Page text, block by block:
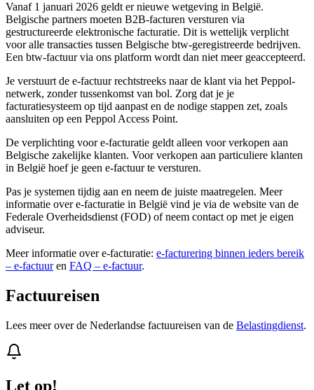
Vanaf 1 januari 2026 geldt er nieuwe wetgeving in België.
Belgische partners moeten B2B-facturen versturen via
gestructureerde elektronische facturatie. Dit is wettelijk verplicht
voor alle transacties tussen Belgische btw-geregistreerde bedrijven.
Een btw-factuur via ons platform wordt dan niet meer geaccepteerd.
Je verstuurt de e-factuur rechtstreeks naar de klant via het Peppol-
netwerk, zonder tussenkomst van bol. Zorg dat je je
facturatiesysteem op tijd aanpast en de nodige stappen zet, zoals
aansluiten op een Peppol Access Point.
De verplichting voor e-facturatie geldt alleen voor verkopen aan
Belgische zakelijke klanten. Voor verkopen aan particuliere klanten
in België hoef je geen e-factuur te versturen.
Pas je systemen tijdig aan en neem de juiste maatregelen. Meer
informatie over e-facturatie in België vind je via de website van de
Federale Overheidsdienst (FOD) of neem contact op met je eigen
adviseur.
Meer informatie over e-facturatie: e-facturering binnen ieders bereik
– e-factuuren FAQ – e-factuur.
Factuureisen
Lees meer over de Nederlandse factuureisen van de Belastingdienst.
Let op!